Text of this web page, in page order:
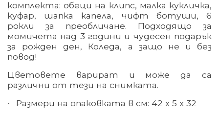
комплекта: обеци на клипс, малка кукличка,
куфар, шапка капела, чифт ботуши, 6
рокли за преобличане. Подходящо за
момичета над 3 години и чудесен подарък
за рожден ден, Коледа, а защо не и без
повод!
Цветовете варират и може да са
различни от тези на снимката.
· Размери на опаковката в см: 42 х 5 х 32